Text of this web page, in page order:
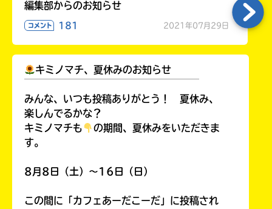
編集部からのお知らせ
コメント 181 2021年07月29日
キミノマチ、夏休みのお知らせ
みんな、いつも投稿ありがとう！ 夏休み、
楽しんでるかな？
キミノマチも
の期間、夏休みをいただきま
す。
8月8日（土）～16日（日）
この間に「カフェあーだこーだ」に投稿され